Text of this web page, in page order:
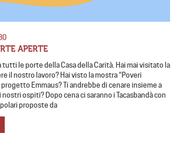
APERTE
tutti le porte della Casa della Carità. Hai mai visitato la
il nostro lavoro? Hai visto la mostra “Poveri
Emmaus? Ti andrebbe di cenare insieme a
ospiti? Dopo cena ci saranno i Tacasbandà con
proposte da